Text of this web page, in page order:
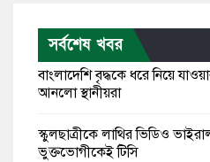
সর্বশেষ খবর
বাংলাদেশি বৃদ্ধকে ধরে নিয়ে
আনলো স্থানীয়রা
স্কুলছাত্রীকে লাথির ভিডিও
ভুক্তভোগীকেই টিসি